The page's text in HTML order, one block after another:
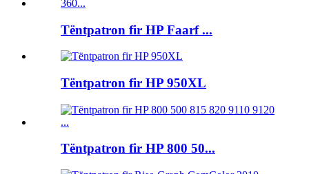
Tëntpatron fir HP Faarf ...
Tëntpatron fir HP 950XL
Tëntpatron fir HP 800 50...